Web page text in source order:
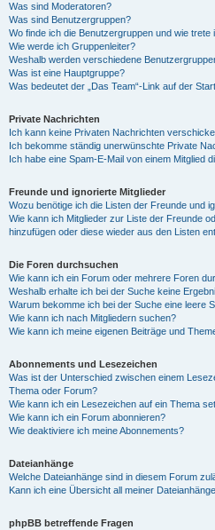
Was sind Moderatoren?
Was sind Benutzergruppen?
Wo finde ich die Benutzergruppen und wie trete
Wie werde ich Gruppenleiter?
Weshalb werden verschiedene
Was ist eine Hauptgruppe?
Was bedeutet der „Das Team“-Link auf der
Private Nachrichten
Ich kann keine Privaten Nachrichten
Ich bekomme ständig unerwünschte Private
Ich habe eine Spam-E-Mail von einem Mitglied
Freunde und ignorierte Mitglieder
Wozu benötige ich die Listen der Freunde und
Wie kann ich Mitglieder zur Liste der Freunde
hinzufügen oder diese wieder aus den Listen
Die Foren durchsuchen
Wie kann ich ein Forum oder mehrere Foren
Weshalb erhalte ich bei der Suche keine
Warum bekomme ich bei der Suche eine leere
Wie kann ich nach Mitgliedern suchen?
Wie kann ich meine eigenen Beiträge und
Abonnements und Lesezeichen
Was ist der Unterschied zwischen einem
Thema oder Forum?
Wie kann ich ein Lesezeichen auf ein Thema
Wie kann ich ein Forum abonnieren?
Wie deaktiviere ich meine Abonnements?
Dateianhänge
Welche Dateianhänge sind in diesem Forum
Kann ich eine Übersicht all meiner
phpBB betreffende Fragen